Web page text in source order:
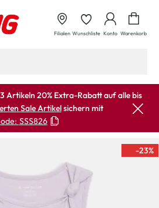
Filialen Wunschliste Konto Warenkorb
Artikeln 20% Extra-Rabatt auf alle bis
Sale Artikelsichern mit
SSS826
-23%